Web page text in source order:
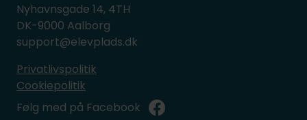
Nyhavnsgade 14, 4TH
DK-9000 Aalborg
support@elevplads.dk
Privatlivspolitik
Cookiepolitik
Følg med på Facebook